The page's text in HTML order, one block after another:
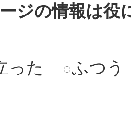
ジの情報は役
った
ふつう